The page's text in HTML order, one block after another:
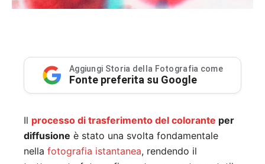
Aggiungi Storia della Fotografia come
Fonte preferita su Google
Il processo di trasferimento del colorante per
diffusione è stato una svolta fondamentale
nella fotografia istantanea, rendendo il